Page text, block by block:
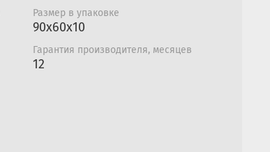
Размер в упаковке
90х60x10
Гарантия производителя, месяцев
12